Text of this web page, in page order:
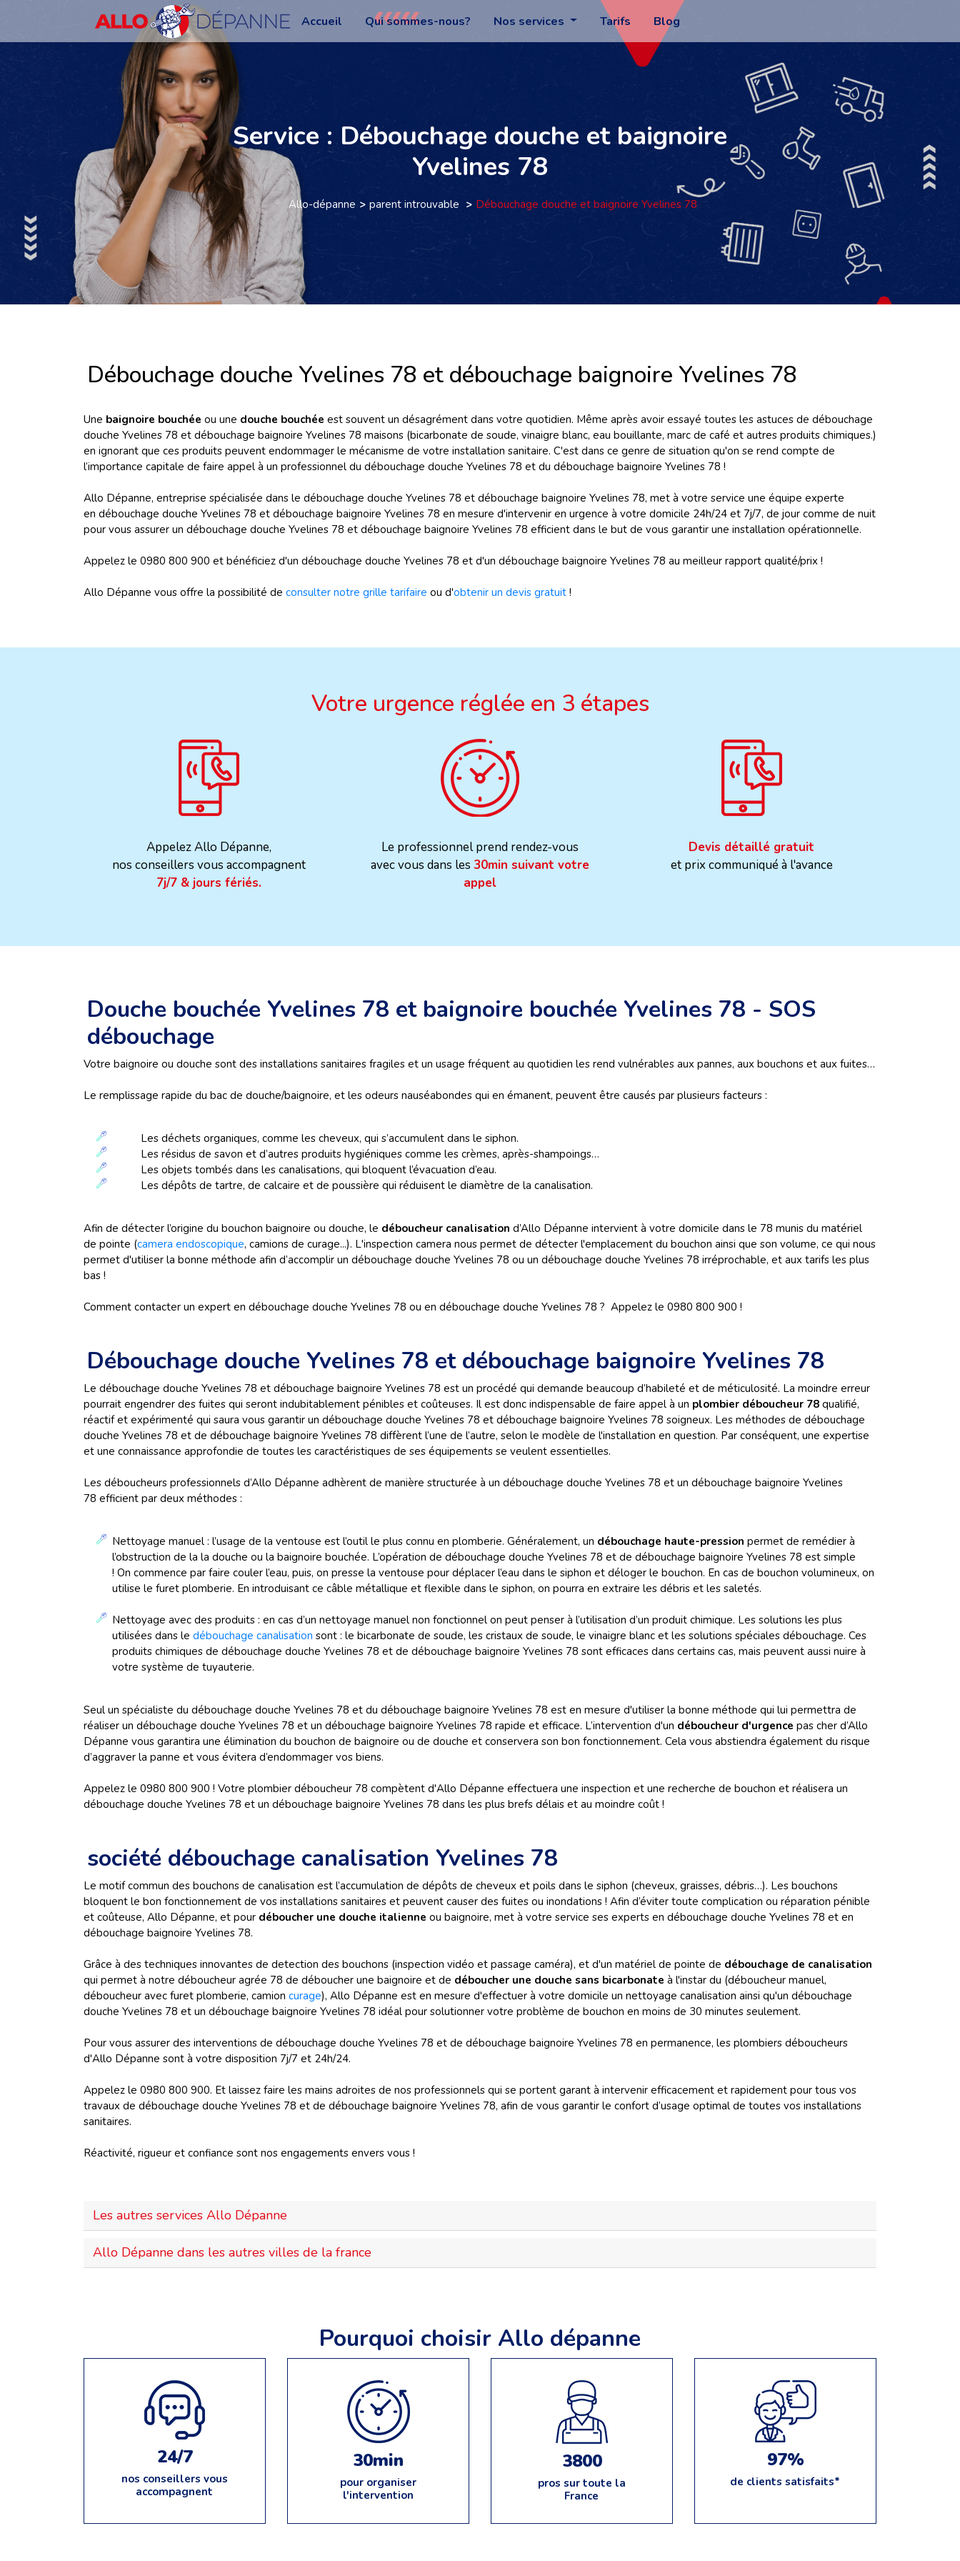
Accueil Qui sommes-nous? Nos services Tarifs Blog
Service : Débouchage douche et baignoire
Yvelines 78
Allo-dépanne parent introuvable Débouchage douche et baignoire Yvelines 78
Débouchage douche Yvelines 78 et débouchage baignoire Yvelines 78
Une baignoire bouchée ou une douche bouchée est souvent un désagrément dans votre quotidien. Même après avoir essayé toutes les astuces de débouchage
douche Yvelines 78 et débouchage baignoire Yvelines 78 maisons (bicarbonate de soude, vinaigre blanc, eau bouillante, marc de café et autres produits chimiques.)
en ignorant que ces produits peuvent endommager le mécanisme de votre installation sanitaire. C'est dans ce genre de situation qu'on se rend compte de
l’importance capitale de faire appel à un professionnel du débouchage douche Yvelines 78 et du débouchage baignoire Yvelines 78 !
Allo Dépanne, entreprise spécialisée dans le débouchage douche Yvelines 78 et débouchage baignoire Yvelines 78, met à votre service une équipe experte
en débouchage douche Yvelines 78 et débouchage baignoire Yvelines 78 en mesure d'intervenir en urgence à votre domicile 24h/24 et 7j/7, de jour comme de nuit
pour vous assurer un débouchage douche Yvelines 78 et débouchage baignoire Yvelines 78 efficient dans le but de vous garantir une installation opérationnelle.
Appelez le 0980 800 900 et bénéficiez d'un débouchage douche Yvelines 78 et d'un débouchage baignoire Yvelines 78 au meilleur rapport qualité/prix !
Allo Dépanne vous offre la possibilité de consulter notre grille tarifaire ou d'obtenir un devis gratuit !
Votre urgence réglée en 3 étapes
Appelez Allo Dépanne,
nos conseillers vous accompagnent
7j/7 & jours fériés.
Le professionnel prend rendez-vous
avec vous dans les 30min suivant votre
appel
Devis détaillé gratuit
et prix communiqué à l'avance
Douche bouchée Yvelines 78 et baignoire bouchée Yvelines 78 - SOS
débouchage
Votre baignoire ou douche sont des installations sanitaires fragiles et un usage fréquent au quotidien les rend vulnérables aux pannes, aux bouchons et aux fuites…
Le remplissage rapide du bac de douche/baignoire, et les odeurs nauséabondes qui en émanent, peuvent être causés par plusieurs facteurs :
Les déchets organiques, comme les cheveux, qui s’accumulent dans le siphon.
Les résidus de savon et d’autres produits hygiéniques comme les crèmes, après-shampoings…
Les objets tombés dans les canalisations, qui bloquent l’évacuation d’eau.
Les dépôts de tartre, de calcaire et de poussière qui réduisent le diamètre de la canalisation.
Afin de détecter l’origine du bouchon baignoire ou douche, le déboucheur canalisation d’Allo Dépanne intervient à votre domicile dans le 78 munis du matériel
de pointe (camera endoscopique, camions de curage...). L'inspection camera nous permet de détecter l'emplacement du bouchon ainsi que son volume, ce qui nous
permet d'utiliser la bonne méthode afin d’accomplir un débouchage douche Yvelines 78 ou un débouchage douche Yvelines 78 irréprochable, et aux tarifs les plus
bas !
Comment contacter un expert en débouchage douche Yvelines 78 ou en débouchage douche Yvelines 78 ? Appelez le 0980 800 900 !
Débouchage douche Yvelines 78 et débouchage baignoire Yvelines 78
Le débouchage douche Yvelines 78 et débouchage baignoire Yvelines 78 est un procédé qui demande beaucoup d’habileté et de méticulosité. La moindre erreur
pourrait engendrer des fuites qui seront indubitablement pénibles et coûteuses. Il est donc indispensable de faire appel à un plombier déboucheur 78 qualifié,
réactif et expérimenté qui saura vous garantir un débouchage douche Yvelines 78 et débouchage baignoire Yvelines 78 soigneux. Les méthodes de débouchage
douche Yvelines 78 et de débouchage baignoire Yvelines 78 diffèrent l’une de l’autre, selon le modèle de l'installation en question. Par conséquent, une expertise
et une connaissance approfondie de toutes les caractéristiques de ses équipements se veulent essentielles.
Les déboucheurs professionnels d’Allo Dépanne adhèrent de manière structurée à un débouchage douche Yvelines 78 et un débouchage baignoire Yvelines
78 efficient par deux méthodes :
Nettoyage manuel : l’usage de la ventouse est l’outil le plus connu en plomberie. Généralement, un débouchage haute-pression permet de remédier à
l’obstruction de la la douche ou la baignoire bouchée. L’opération de débouchage douche Yvelines 78 et de débouchage baignoire Yvelines 78 est simple
! On commence par faire couler l’eau, puis, on presse la ventouse pour déplacer l’eau dans le siphon et déloger le bouchon. En cas de bouchon volumineux, on
utilise le furet plomberie. En introduisant ce câble métallique et flexible dans le siphon, on pourra en extraire les débris et les saletés.
Nettoyage avec des produits : en cas d’un nettoyage manuel non fonctionnel on peut penser à l’utilisation d’un produit chimique. Les solutions les plus
utilisées dans le débouchage canalisation sont : le bicarbonate de soude, les cristaux de soude, le vinaigre blanc et les solutions spéciales débouchage. Ces
produits chimiques de débouchage douche Yvelines 78 et de débouchage baignoire Yvelines 78 sont efficaces dans certains cas, mais peuvent aussi nuire à
votre système de tuyauterie.
Seul un spécialiste du débouchage douche Yvelines 78 et du débouchage baignoire Yvelines 78 est en mesure d'utiliser la bonne méthode qui lui permettra de
réaliser un débouchage douche Yvelines 78 et un débouchage baignoire Yvelines 78 rapide et efficace. L’intervention d'un déboucheur d'urgence pas cher d’Allo
Dépanne vous garantira une élimination du bouchon de baignoire ou de douche et conservera son bon fonctionnement. Cela vous abstiendra également du risque
d’aggraver la panne et vous évitera d’endommager vos biens.
Appelez le 0980 800 900 ! Votre plombier déboucheur 78 compètent d'Allo Dépanne effectuera une inspection et une recherche de bouchon et réalisera un
débouchage douche Yvelines 78 et un débouchage baignoire Yvelines 78 dans les plus brefs délais et au moindre coût !
société débouchage canalisation Yvelines 78
Le motif commun des bouchons de canalisation est l’accumulation de dépôts de cheveux et poils dans le siphon (cheveux, graisses, débris…). Les bouchons
bloquent le bon fonctionnement de vos installations sanitaires et peuvent causer des fuites ou inondations ! Afin d’éviter toute complication ou réparation pénible
et coûteuse, Allo Dépanne, et pour déboucher une douche italienne ou baignoire, met à votre service ses experts en débouchage douche Yvelines 78 et en
débouchage baignoire Yvelines 78.
Grâce à des techniques innovantes de detection des bouchons (inspection vidéo et passage caméra), et d'un matériel de pointe de débouchage de canalisation
qui permet à notre déboucheur agrée 78 de déboucher une baignoire et de déboucher une douche sans bicarbonate à l'instar du (déboucheur manuel,
déboucheur avec furet plomberie, camion curage), Allo Dépanne est en mesure d'effectuer à votre domicile un nettoyage canalisation ainsi qu'un débouchage
douche Yvelines 78 et un débouchage baignoire Yvelines 78 idéal pour solutionner votre problème de bouchon en moins de 30 minutes seulement.
Pour vous assurer des interventions de débouchage douche Yvelines 78 et de débouchage baignoire Yvelines 78 en permanence, les plombiers déboucheurs
d'Allo Dépanne sont à votre disposition 7j/7 et 24h/24.
Appelez le 0980 800 900. Et laissez faire les mains adroites de nos professionnels qui se portent garant à intervenir efficacement et rapidement pour tous vos
travaux de débouchage douche Yvelines 78 et de débouchage baignoire Yvelines 78, afin de vous garantir le confort d’usage optimal de toutes vos installations
sanitaires.
Réactivité, rigueur et confiance sont nos engagements envers vous !
Les autres services Allo Dépanne
Allo Dépanne dans les autres villes de la france
Pourquoi choisir Allo dépanne
24/7
nos conseillers vous
accompagnent
30min
pour organiser
l'intervention
3800
pros sur toute la
France
97%
de clients satisfaits*